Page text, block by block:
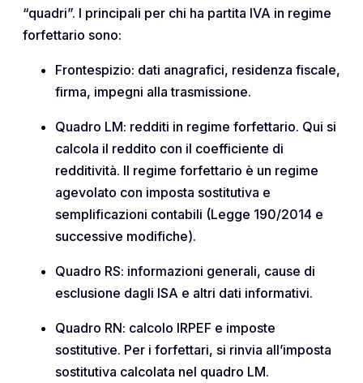
“quadri”. I principali per chi ha partita IVA in regime
forfettario sono:
Frontespizio: dati anagrafici, residenza fiscale,
firma, impegni alla trasmissione.
Quadro LM: redditi in regime forfettario. Qui si
calcola il reddito con il coefficiente di
redditività. Il regime forfettario è un regime
agevolato con imposta sostitutiva e
semplificazioni contabili (Legge 190/2014 e
successive modifiche).
Quadro RS: informazioni generali, cause di
esclusione dagli ISA e altri dati informativi.
Quadro RN: calcolo IRPEF e imposte
sostitutive. Per i forfettari, si rinvia all’imposta
sostitutiva calcolata nel quadro LM.